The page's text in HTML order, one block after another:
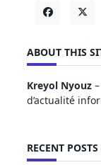
ABOUT THIS
Kreyol Nyouz
d’actualité
RECENT POSTS